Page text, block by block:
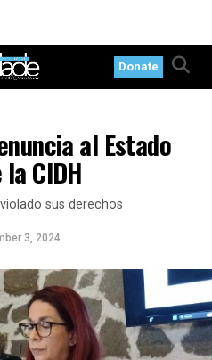
Donate
al Estado
CIDH
sus derechos
3, 2024